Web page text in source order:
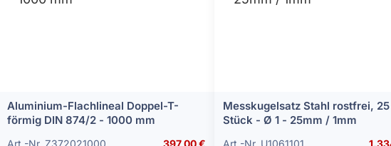
Aluminium-Flachlineal Doppel-T-
förmig DIN 874/2 - 1000 mm
Art.-Nr. Z372021000 397,00 €
Messkugelsatz Stahl rostfrei, 25
Stück - Ø 1 - 25mm / 1mm
Art.-Nr. U1061101